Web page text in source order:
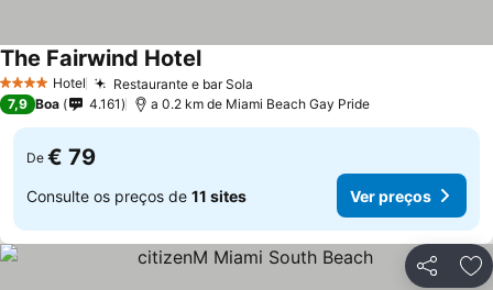
4 EstrelasHotel Restaurante e bar Sola
The Fairwind HotelVer preços
7,9 Boa 4.161 a 0.2 km de Miami Beach Gay Pride
De € 79
Consulte os preços de 11 sites Ver preços
Partilhar